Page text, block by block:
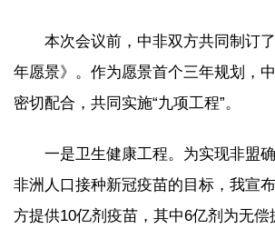
本次会议前，中非双方共同制订
年愿景》。作为愿景首个三年规划，
密切配合，共同实施“九项工程”。
一是卫生健康工程。为实现非盟
非洲人口接种新冠疫苗的目标，我宣
方提供10亿剂疫苗，其中6亿剂为无偿